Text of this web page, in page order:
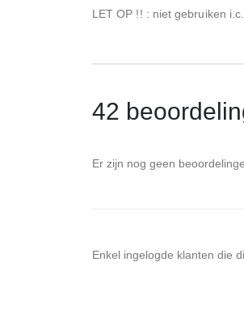
LET OP !! : niet gebruiken
42
Er zijn nog geen
Enkel ingelogde klanten die